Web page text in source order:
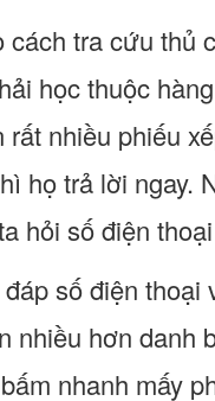
tra cứu thủ
học thuộc
nhiều phiếu
họ trả lời ngay.
hỏi số điện
số điện
nhiều hơn danh
nhanh mấy